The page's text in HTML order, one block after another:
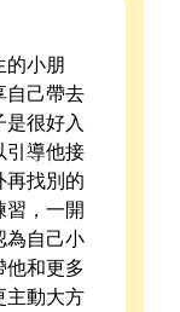
的小朋
自己帶去
很好入
引導他接
再找別的
習，一開
為自己小
他和更多
主動大方